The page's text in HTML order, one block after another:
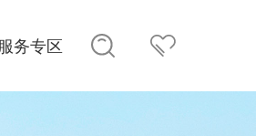
服务专区